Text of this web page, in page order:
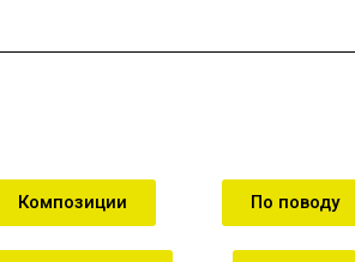
Композиции По поводу